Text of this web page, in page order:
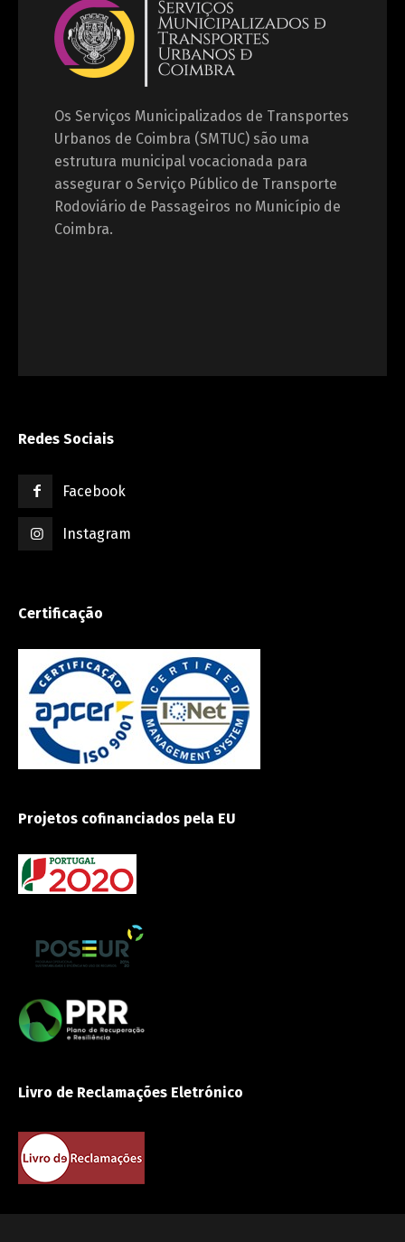
Os Serviços Municipalizados de Transportes
Urbanos de Coimbra (SMTUC) são uma
estrutura municipal vocacionada para
assegurar o Serviço Público de Transporte
Rodoviário de Passageiros no Município de
Coimbra.
Redes Sociais
Facebook
Instagram
Certificação
Projetos cofinanciados pela EU
Livro de Reclamações Eletrónico